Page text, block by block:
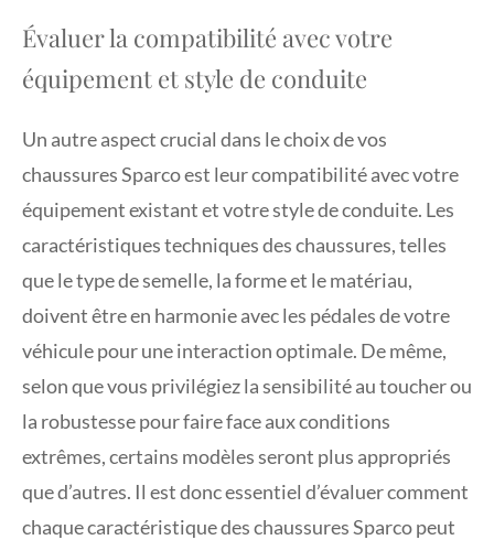
Évaluer la compatibilité avec votre
équipement et style de conduite
Un autre aspect crucial dans le choix de vos
chaussures Sparco est leur compatibilité avec votre
équipement existant et votre style de conduite. Les
caractéristiques techniques des chaussures, telles
que le type de semelle, la forme et le matériau,
doivent être en harmonie avec les pédales de votre
véhicule pour une interaction optimale. De même,
selon que vous privilégiez la sensibilité au toucher ou
la robustesse pour faire face aux conditions
extrêmes, certains modèles seront plus appropriés
que d’autres. Il est donc essentiel d’évaluer comment
chaque caractéristique des chaussures Sparco peut